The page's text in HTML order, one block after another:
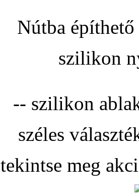
Nútba
szilikon
-- szilikon
széles
tekintse meg